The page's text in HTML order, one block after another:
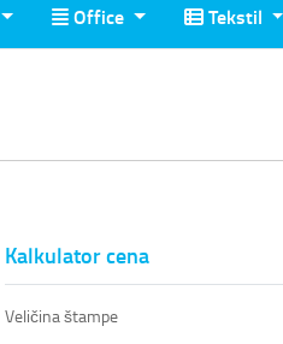
Office
Office Tekstil
Tekstil
Kalkulator cena
Veličina štampe